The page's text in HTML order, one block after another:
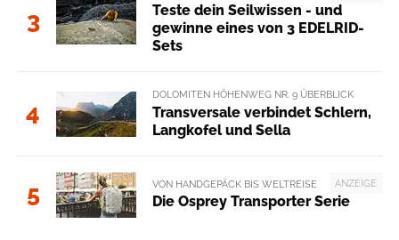
3
Teste dein Seilwissen - und
gewinne eines von 3 EDELRID-
Sets
4
DOLOMITEN HÖHENWEG NR. 9 ÜBERBLICK
Transversale verbindet Schlern,
Langkofel und Sella
5 ANZEIGE
VON HANDGEPÄCK BIS WELTREISE
Die Osprey Transporter Serie